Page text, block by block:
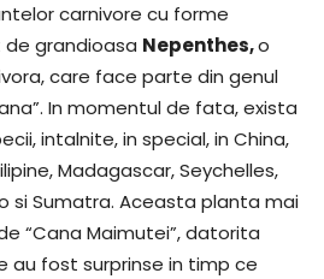
carnivore cu forme
grandioasa Nepenthes,o
care face parte din genul
In momentul de fata, exista
intalnite, in special, in China,
Madagascar, Seychelles,
si Sumatra. Aceasta planta mai
“Cana Maimutei”, datorita
au fost surprinse in timp ce